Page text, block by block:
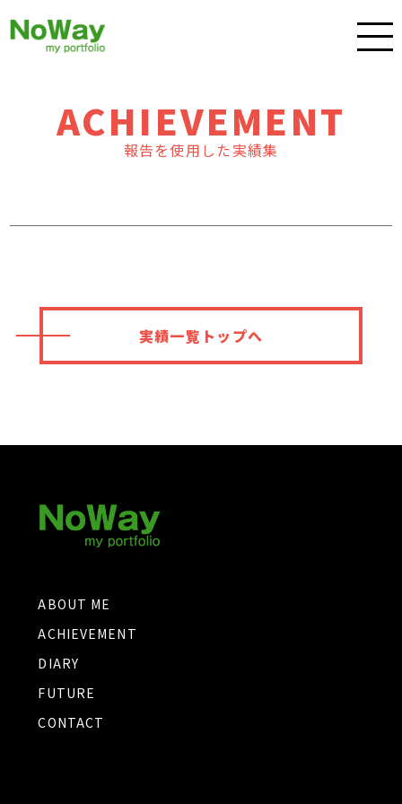
ACHIEVEMENT
報告を使用した実績集
実績一覧トップへ
ABOUT ME
ACHIEVEMENT
DIARY
FUTURE
CONTACT